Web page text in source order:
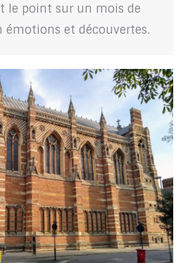
le point sur un mois de
émotions et découvertes.